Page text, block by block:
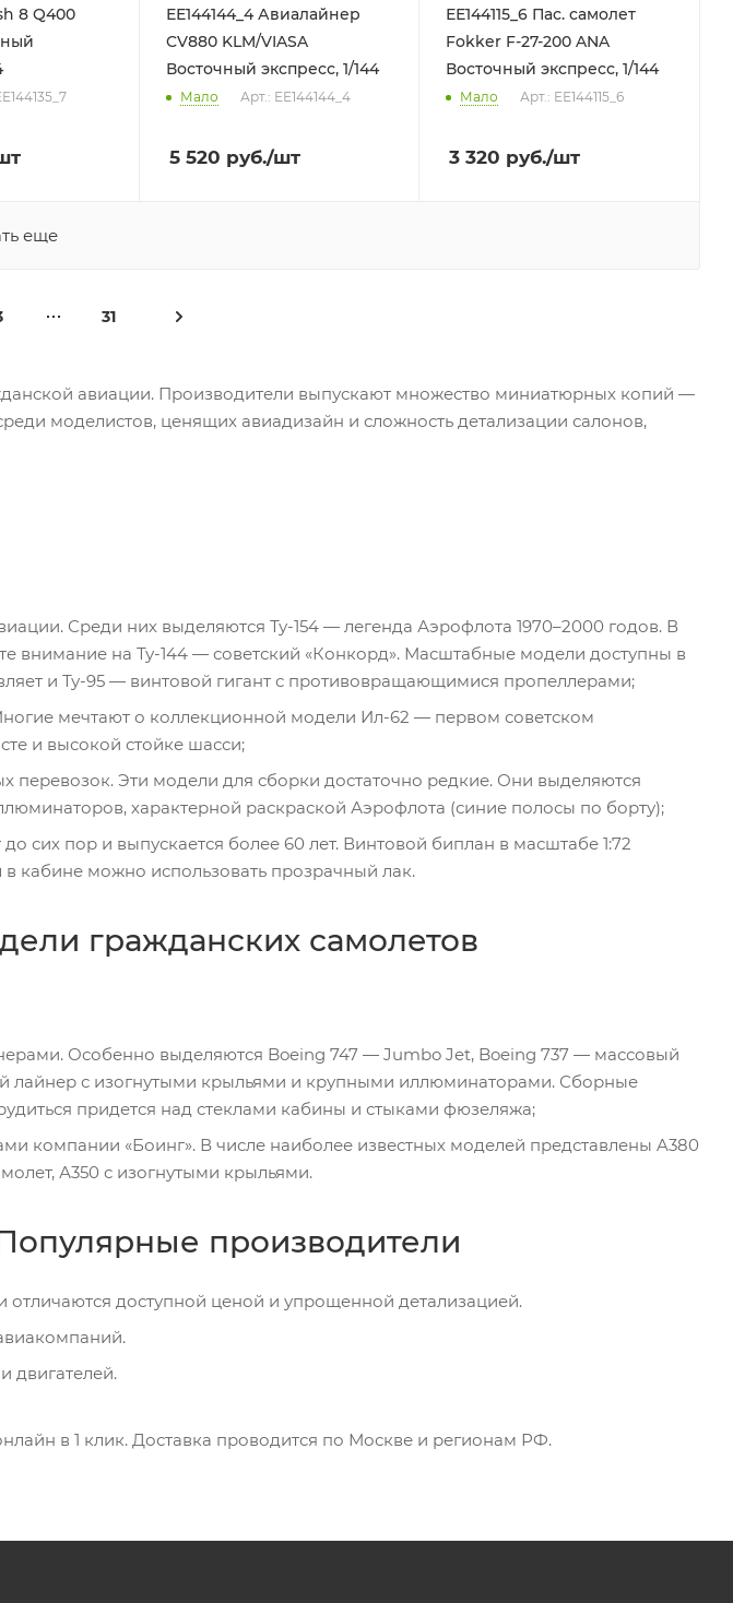
8 Q400
ЕЕ144144_4 Авиалайнер
CV880 KLM/VIASA
Восточный экспресс, 1/144
Мало Арт.: ЕЕ144144_4
5 520 руб./шт
ЕЕ144115_6 Пас. самолет
Fokker F-27-200 ANA
Восточный экспресс, 1/144
Мало Арт.: ЕЕ144115_6
3 320 руб./шт
еще
31
авиации. Производители выпускают множество миниатюрных копий —
моделистов, ценящих авиадизайн и сложность детализации салонов,
Среди них выделяются Ту-154 — легенда Аэрофлота 1970–2000 годов. В
внимание на Ту-144 — советский «Конкорд». Масштабные модели доступны в
и Ту-95 — винтовой гигант с противовращающимися пропеллерами;
мечтают о коллекционной модели Ил-62 — первом советском
и высокой стойке шасси;
перевозок. Эти модели для сборки достаточно редкие. Они выделяются
характерной раскраской Аэрофлота (синие полосы по борту);
сих пор и выпускается более 60 лет. Винтовой биплан в масштабе 1:72
кабине можно использовать прозрачный лак.
гражданских самолетов
Особенно выделяются Boeing 747 — Jumbo Jet, Boeing 737 — массовый
с изогнутыми крыльями и крупными иллюминаторами. Сборные
придется над стеклами кабины и стыками фюзеляжа;
компании «Боинг». В числе наиболее известных моделей представлены A380
А350 с изогнутыми крыльями.
производители
доступной ценой и упрощенной детализацией.
двигателей.
в 1 клик. Доставка проводится по Москве и регионам РФ.